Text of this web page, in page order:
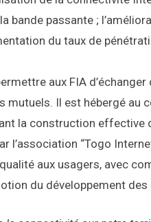
bande passante ;
du taux de
aux FIA
mutuels. Il est hébergé au
la construction effective
“Togo
aux usagers, avec
du développement des